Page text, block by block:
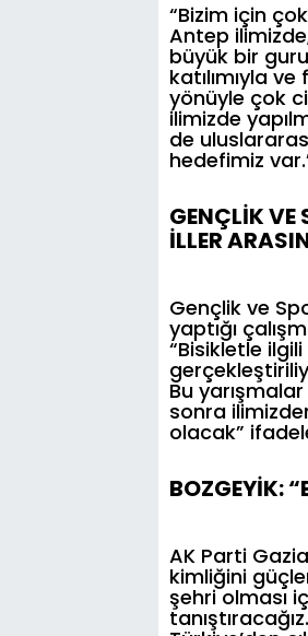
“Bizim için
Antep
büyük bir
katılımıyla
yönüyle çok
ilimizde
de
hedefimiz
GENÇLİK VE
İLLER
Gençlik ve
yaptığı
“Bisikletle
Bu
sonra
olacak”
BOZGEYİK:
AK Parti
kimliğini
şehri olması